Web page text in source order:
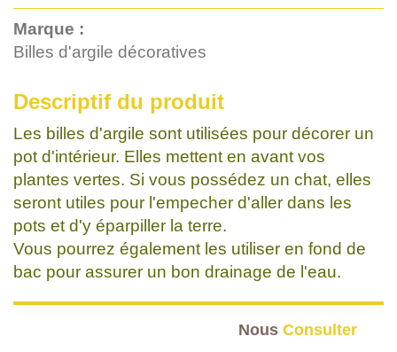
Marque :
Billes d'argile décoratives
Descriptif du produit
Les billes d'argile sont utilisées pour décorer un
pot d'intérieur. Elles mettent en avant vos
plantes vertes. Si vous possédez un chat, elles
seront utiles pour l'empecher d'aller dans les
pots et d'y éparpiller la terre.
Vous pourrez également les utiliser en fond de
bac pour assurer un bon drainage de l'eau.
Nous Consulter